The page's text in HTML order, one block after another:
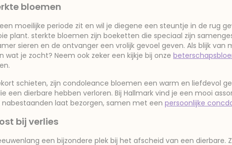
bloemen
moeilijke periode zit en wil je diegene een steuntje in de rug
plant. sterkte bloemen zijn boeketten die speciaal zijn
sieren en de ontvanger een vrolijk gevoel geven. Als blijk
wat je zocht? Neem ook zeker een kijkje bij onze
schieten, zijn condoleance bloemen een warm en liefdevol
een dierbare hebben verloren. Bij Hallmark vind je een mooi
laat bezorgen, samen met een persoonlijke
bij verlies
een bijzondere plek bij het afscheid van een dierbare.